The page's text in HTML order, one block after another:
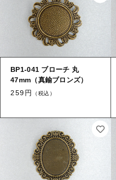
BP1-041 ブローチ 丸
47mm（真鍮ブロンズ）
259円
（税込）